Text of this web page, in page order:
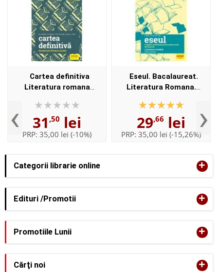
Categorii librarie online +
Edituri /Promotii +
‹
Cartea definitiva
Literatura romana
Columban, Horia Corches
31 ,50 lei
PRP: 35,00 lei (-10%)
Eseul. Bacalaureat.
Literatura Romana.
pentru proba scrisa, editie
revizuita - Liliana Paicu
29,66 lei
PRP: 35,00 lei (-15,26%)›
Promotiile Lunii +
Cărţi noi +